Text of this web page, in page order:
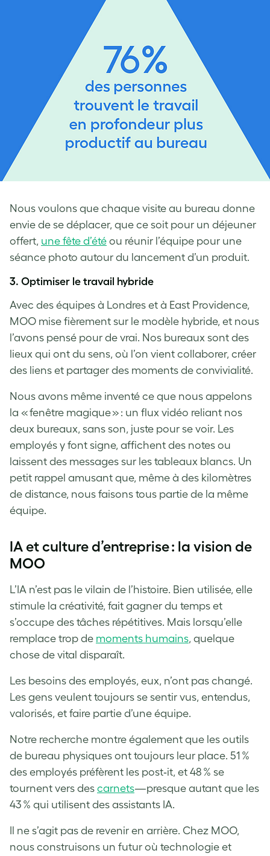
Nous voulons que chaque visite au bureau donne
envie de se déplacer, que ce soit pour un déjeuner
offert, une fête d’été ou réunir l’équipe pour une
séance photo autour du lancement d’un produit.
3. Optimiser le travail hybride
Avec des équipes à Londres et à East Providence,
MOO mise fièrement sur le modèle hybride, et nous
l’avons pensé pour de vrai. Nos bureaux sont des
lieux qui ont du sens, où l’on vient collaborer, créer
des liens et partager des moments de convivialité.
Nous avons même inventé ce que nous appelons
la « fenêtre magique » : un flux vidéo reliant nos
deux bureaux, sans son, juste pour se voir. Les
employés y font signe, affichent des notes ou
laissent des messages sur les tableaux blancs. Un
petit rappel amusant que, même à des kilomètres
de distance, nous faisons tous partie de la même
équipe.
IA et culture d’entreprise : la vision de
MOO
L’IA n’est pas le vilain de l’histoire. Bien utilisée, elle
stimule la créativité, fait gagner du temps et
s’occupe des tâches répétitives. Mais lorsqu’elle
remplace trop de moments humains, quelque
chose de vital disparaît.
Les besoins des employés, eux, n’ont pas changé.
Les gens veulent toujours se sentir vus, entendus,
valorisés, et faire partie d’une équipe.
Notre recherche montre également que les outils
de bureau physiques ont toujours leur place. 51 %
des employés préfèrent les post‑it, et 48 % se
tournent vers des carnets—presque autant que les
43 % qui utilisent des assistants IA.
Il ne s’agit pas de revenir en arrière. Chez MOO,
nous construisons un futur où technologie et